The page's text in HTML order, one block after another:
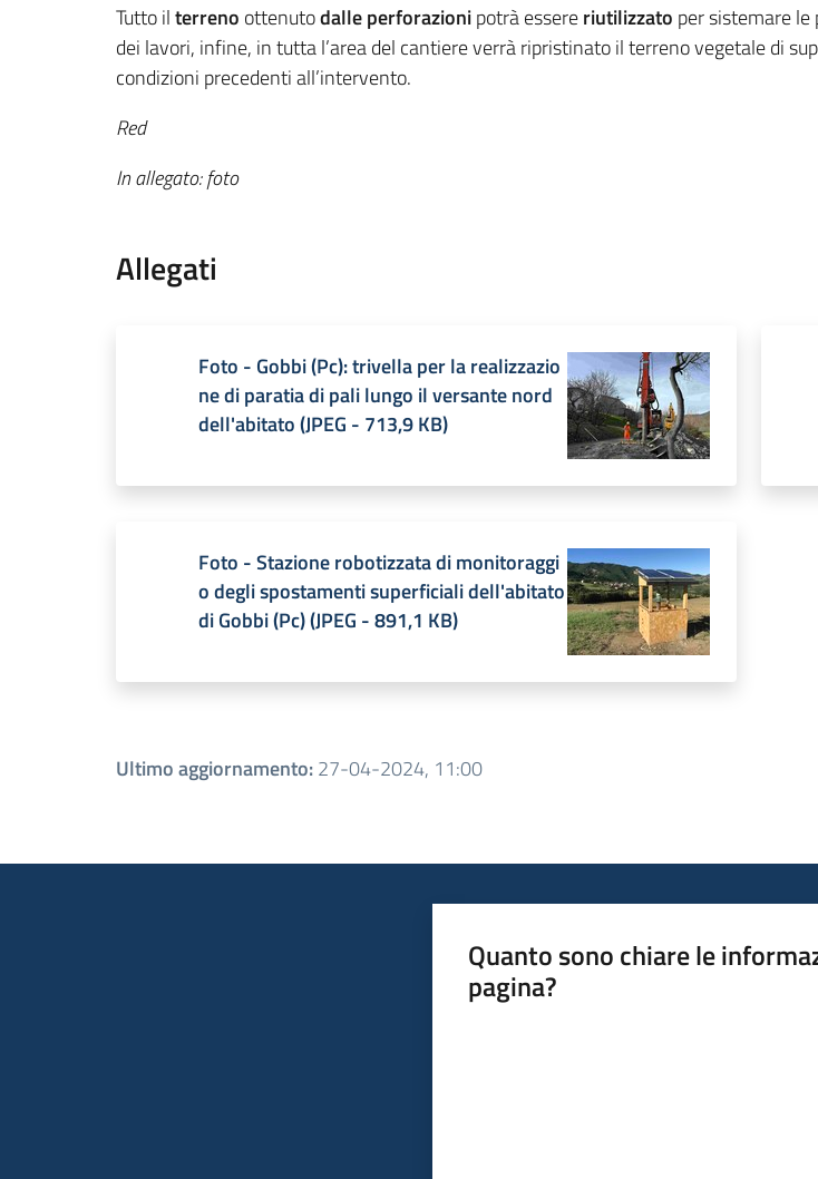
Tutto ilterreno ottenutodalle perforazionipotrà essereriutilizzato per sistemare
dei lavori, infine, in tutta l’area del cantiere verrà ripristinato il terreno vegetale di
condizioni precedenti all’intervento.
Red
In allegato: foto
Allegati
Foto - Gobbi (Pc): trivella per la realizzazio
ne di paratia di pali lungo il versante nord
dell'abitato(JPEG - 713,9 KB)
Foto - Stazione robotizzata di monitoraggi
o degli spostamenti superficiali dell'abitato
di Gobbi (Pc)(JPEG -891,1 KB)
Ultimo aggiornamento:27-04-2024, 11:00
Quanto sono chiare le
pagina?